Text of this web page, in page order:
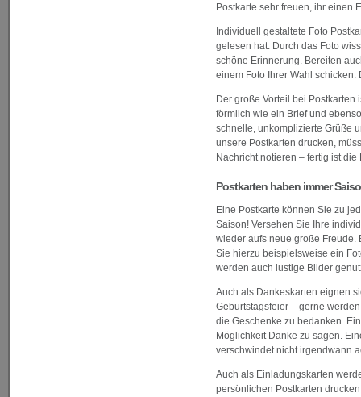
Postkarte sehr freuen, ihr einen
Individuell gestaltete Foto
gelesen hat. Durch das Foto
schöne Erinnerung. Bereiten
einem Foto Ihrer Wahl
Der große Vorteil bei
förmlich wie ein Brief und
schnelle, unkomplizierte Grüße
unsere Postkarten drucken,
Nachricht notieren – fertig ist die
Postkarten haben immer
Eine Postkarte können Sie zu
Saison! Versehen Sie Ihre
wieder aufs neue große Freude.
Sie hierzu beispielsweise ein
werden auch lustige Bilder
Auch als Dankeskarten eignen
Geburtstagsfeier – gerne
die Geschenke zu bedanken.
Möglichkeit Danke zu sagen.
verschwindet nicht irgendwann
Auch als Einladungskarten
persönlichen Postkarten